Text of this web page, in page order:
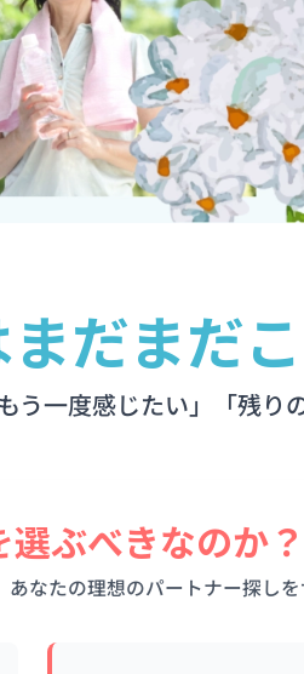
だまだ
う一度感じたい」「残
選ぶべきなのか？
あなたの理想のパートナー探し